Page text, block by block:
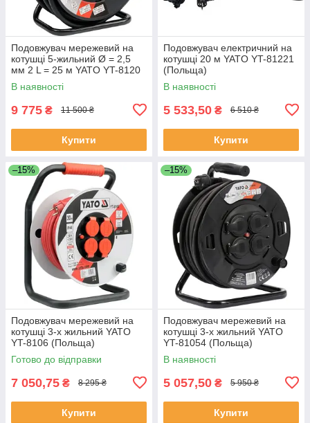
Подовжувач мережевий на
котушці 5-жильний Ø = 2,5
мм 2 L = 25 м YATO YT-8120
(Польща)
В наявності
9 775 ₴ 11 500 ₴
Купити
Подовжувач електричний на
котушці 20 м YATO YT-81221
(Польща)
В наявності
5 533,50 ₴ 6 510 ₴
Купити
–15%
Подовжувач мережевий на
котушці 3-х жильний YATO
YT-8106 (Польща)
Готово до відправки
7 050,75 ₴ 8 295 ₴
Купити
–15%
Подовжувач мережевий на
котушці 3-х жильний YATO
YT-81054 (Польща)
В наявності
5 057,50 ₴ 5 950 ₴
Купити